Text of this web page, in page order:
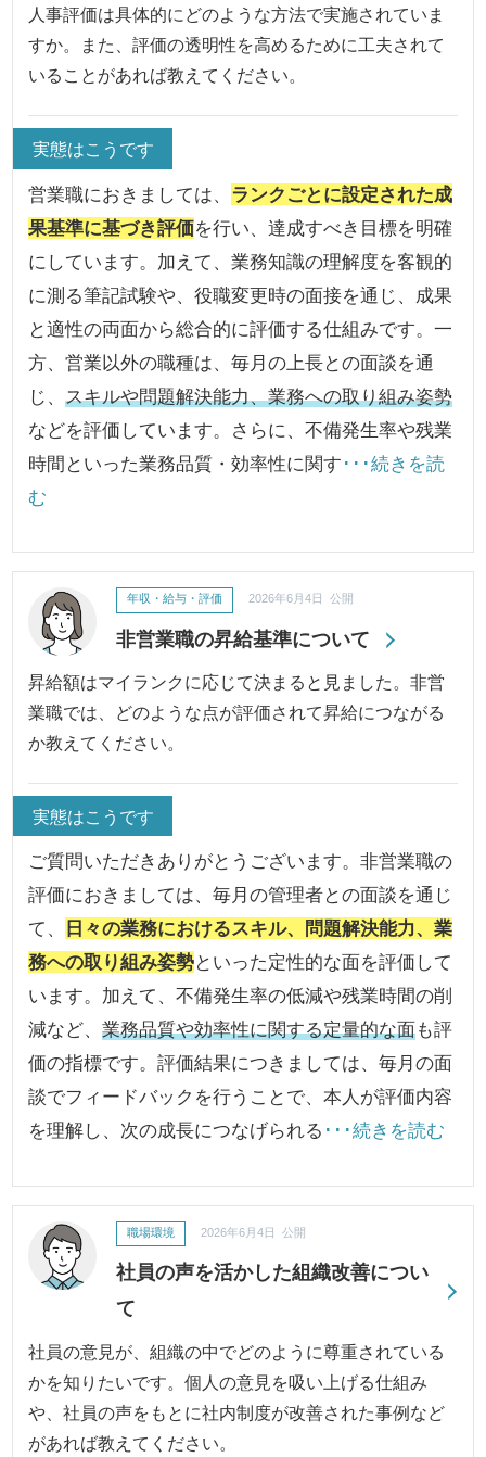
人事評価は具体的にどのような方法で実施されていま
すか。また、評価の透明性を高めるために工夫されて
いることがあれば教えてください。
実態はこうです
営業職におきましては、 ランクごとに設定された成
果基準に基づき評価を行い、達成すべき目標を明確
にしています。加えて、業務知識の理解度を客観的
に測る筆記試験や、役職変更時の面接を通じ、成果
と適性の両面から総合的に評価する仕組みです。一
方、営業以外の職種は、毎月の上長との面談を通
じ、スキルや問題解決能力、業務への取り組み姿勢
などを評価しています。さらに、不備発生率や残業
時間といった業務品質・効率性に関す ･･･続きを読
む
非営業職の昇給基準について
年収・給与・評価 2026年6月4日 公開
昇給額はマイランクに応じて決まると見ました。非営
業職では、どのような点が評価されて昇給につながる
か教えてください。
実態はこうです
ご質問いただきありがとうございます。非営業職の
評価におきましては、毎月の管理者との面談を通じ
て、
日々の業務におけるスキル、問題解決能力、業
務への取り組み姿勢といった定性的な面を評価して
います。加えて、不備発生率の低減や残業時間の削
減など、業務品質や効率性に関する定量的な面も評
価の指標です。評価結果につきましては、毎月の面
談でフィードバックを行うことで、本人が評価内容
を理解し、次の成長につなげられる ･･･続きを読む
社員の声を活かした組織改善につい
て
職場環境 2026年6月4日 公開
社員の意見が、組織の中でどのように尊重されている
かを知りたいです。個人の意見を吸い上げる仕組み
や、社員の声をもとに社内制度が改善された事例など
があれば教えてください。